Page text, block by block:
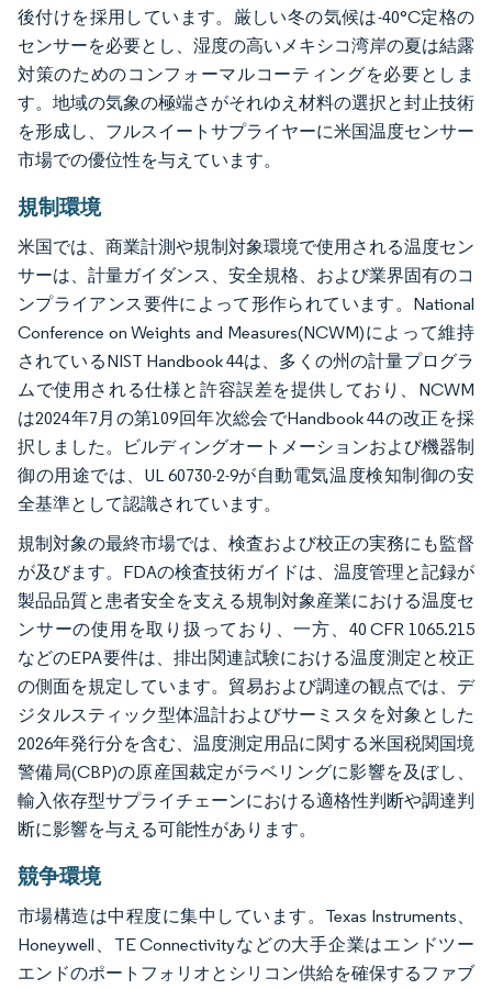
後付けを採用しています。厳しい冬の気候は-40°C定格の
センサーを必要とし、湿度の高いメキシコ湾岸の夏は結露
対策のためのコンフォーマルコーティングを必要としま
す。地域の気象の極端さがそれゆえ材料の選択と封止技術
を形成し、フルスイートサプライヤーに米国温度センサー
市場での優位性を与えています。
規制環境
米国では、商業計測や規制対象環境で使用される温度セン
サーは、計量ガイダンス、安全規格、および業界固有のコ
ンプライアンス要件によって形作られています。National
Conference on Weights and Measures(NCWM)によって維持
されているNIST Handbook 44は、多くの州の計量プログラ
ムで使用される仕様と許容誤差を提供しており、NCWM
は2024年7月の第109回年次総会でHandbook 44の改正を採
択しました。ビルディングオートメーションおよび機器制
御の用途では、UL 60730-2-9が自動電気温度検知制御の安
全基準として認識されています。
規制対象の最終市場では、検査および校正の実務にも監督
が及びます。FDAの検査技術ガイドは、温度管理と記録が
製品品質と患者安全を支える規制対象産業における温度セ
ンサーの使用を取り扱っており、一方、40 CFR 1065.215
などのEPA要件は、排出関連試験における温度測定と校正
の側面を規定しています。貿易および調達の観点では、デ
ジタルスティック型体温計およびサーミスタを対象とした
2026年発行分を含む、温度測定用品に関する米国税関国境
警備局(CBP)の原産国裁定がラベリングに影響を及ぼし、
輸入依存型サプライチェーンにおける適格性判断や調達判
断に影響を与える可能性があります。
競争環境
市場構造は中程度に集中しています。Texas Instruments、
Honeywell、TE Connectivityなどの大手企業はエンドツー
エンドのポートフォリオとシリコン供給を確保するファブ